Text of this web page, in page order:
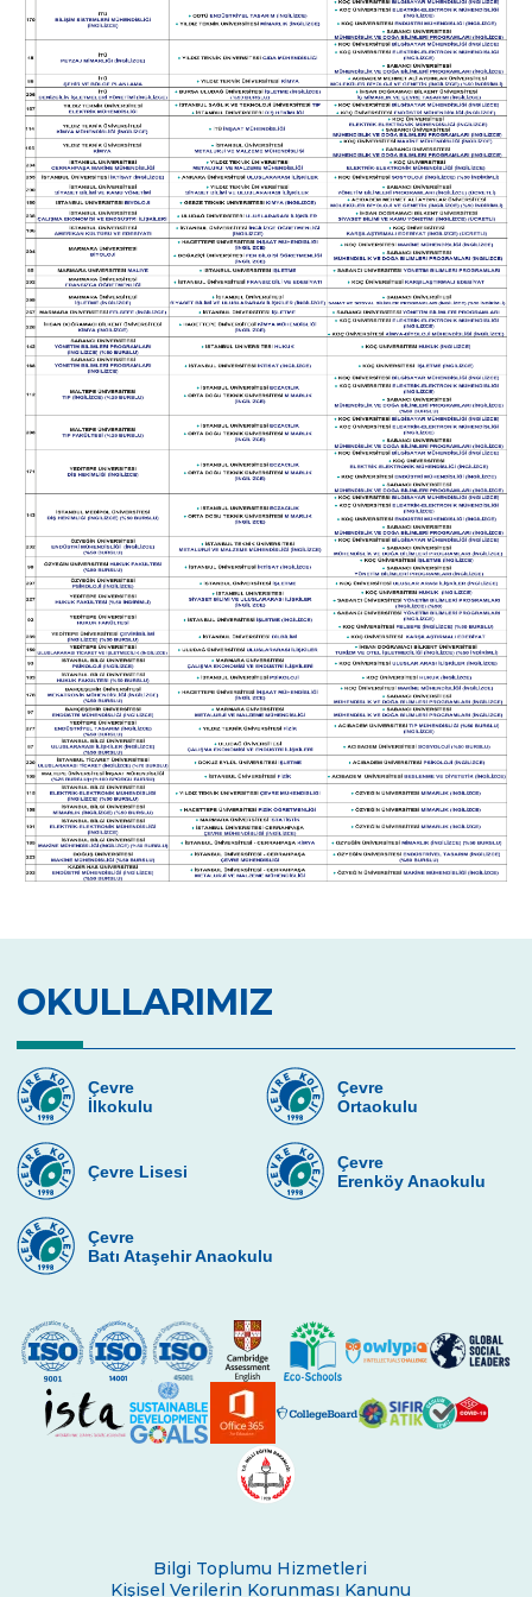
Sonuçları
Çevre Koleji 2018 Üniversite Yerleştirme
Sonuçları
Çevre Koleji 2017 Üniversite Yerleştirme
Sonuçları
Çevre Koleji 2016 Üniversite Yerleştirme
Sonuçları
Çevre Koleji 2015 Üniversite Yerleştirme
Sonuçları
Çevre Koleji 2014 Üniversite Yerleştirme
Sonuçları
OKULLARIMIZ
Çevre
İlkokulu
Çevre
Ortaokulu
Çevre Lisesi
Çevre
Erenköy Anaokulu
Çevre
Batı Ataşehir Anaokulu
Bilgi Toplumu Hizmetleri
Kişisel Verilerin Korunması Kanunu